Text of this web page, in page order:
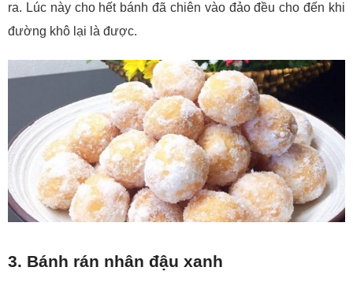
ra. Lúc này cho hết bánh đã chiên vào đảo đều cho đến khi
đường khô lại là được.
3. Bánh rán nhân đậu xanh